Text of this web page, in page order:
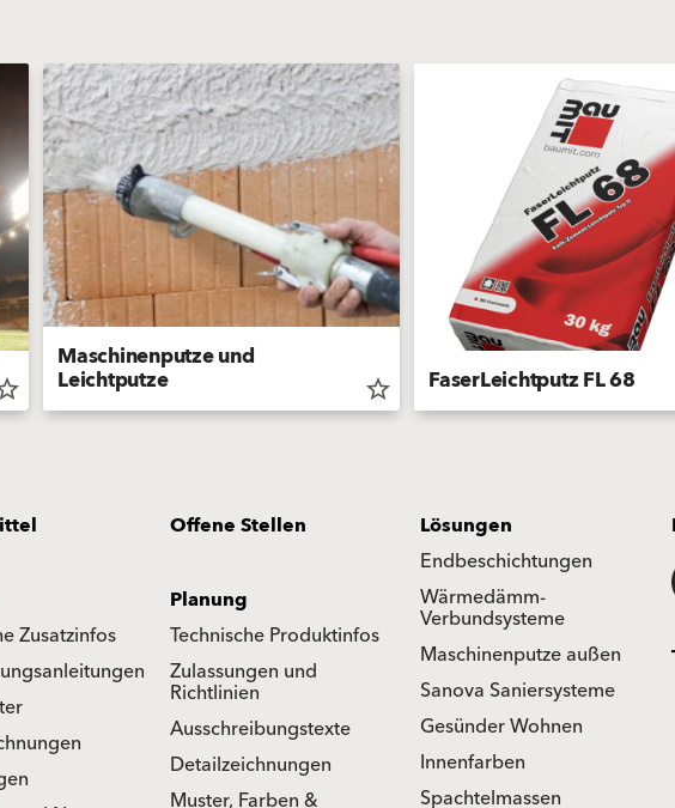
Maschinenputze und
Leichtputze star_border FaserLeichtputz FL 68
Offene Stellen
Lösungen
Endbeschichtungen
Wärmedämm-
Verbundsysteme
Maschinenputze außen
Sanova Saniersysteme
Gesünder Wohnen
Innenfarben
Spachtelmassen
Zusatzinfos
Planung
Technische Produktinfos
Zulassungen und
Richtlinien
Ausschreibungstexte
Detailzeichnungen
Muster, Farben &